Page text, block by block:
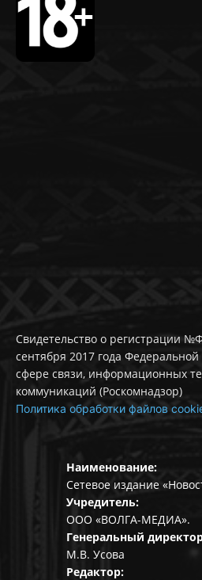
Свидетельство о регистрации
сентября 2017 года
сфере связи, информационных
коммуникаций (Роскомнадзор)
Политика обработки файлов
Наименование:
Сетевое издание
Учредитель:
ООО «ВОЛГА-МЕДИА».
Генеральный
М.В. Усова
Редактор: